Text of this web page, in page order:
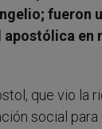
fueron
en
que vio la
social para